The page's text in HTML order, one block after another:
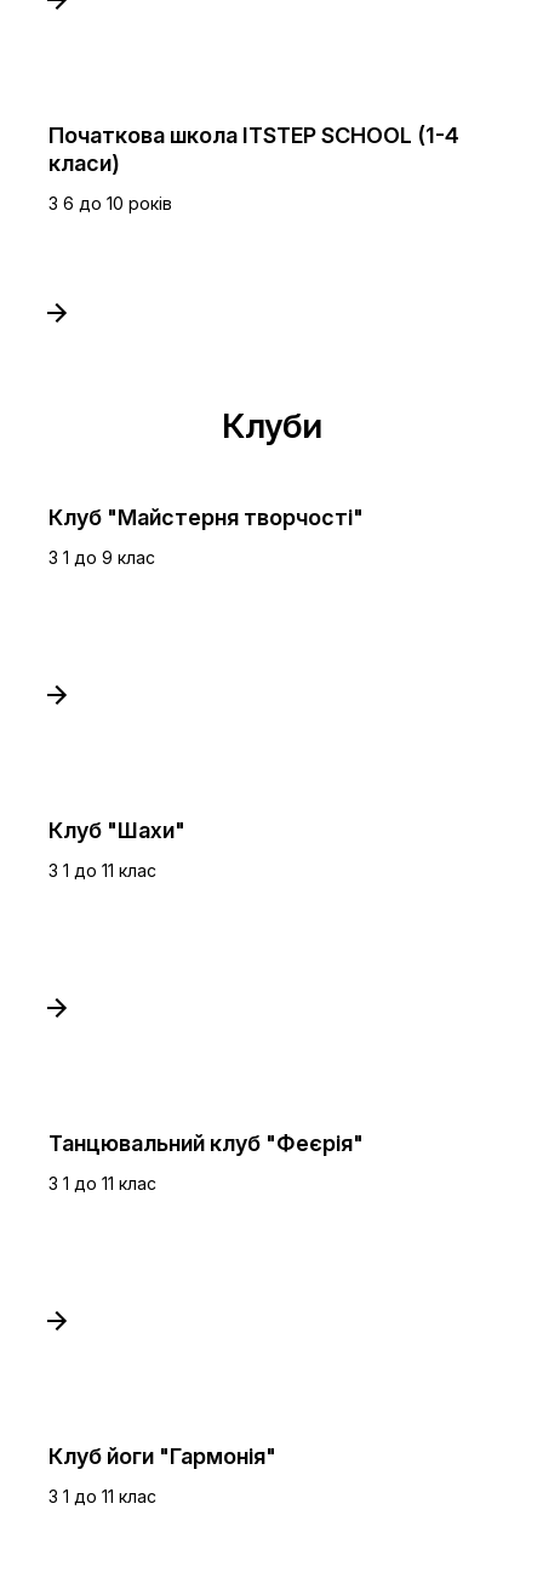
Початкова школа ITSTEP SCHOOL (1-4
класи)
З 6 до 10 років
Клуби
Клуб "Майстерня творчості"
З 1 до 9 клас
Клуб "Шахи"
З 1 до 11 клас
Танцювальний клуб "Феєрія"
З 1 до 11 клас
Клуб йоги "Гармонія"
З 1 до 11 клас